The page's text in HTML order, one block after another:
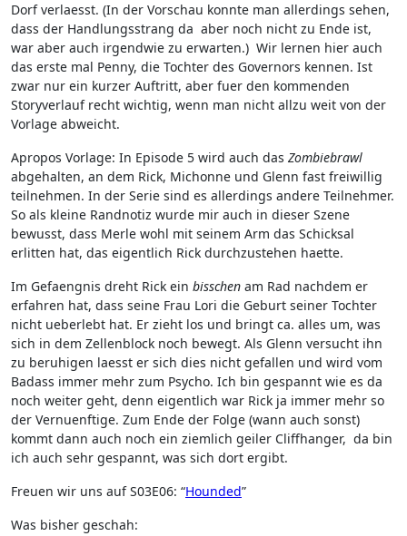
Dorf verlaesst. (In der Vorschau konnte man allerdings sehen,
dass der Handlungsstrang da aber noch nicht zu Ende ist,
war aber auch irgendwie zu erwarten.) Wir lernen hier auch
das erste mal Penny, die Tochter des Governors kennen. Ist
zwar nur ein kurzer Auftritt, aber fuer den kommenden
Storyverlauf recht wichtig, wenn man nicht allzu weit von der
Vorlage abweicht.
Apropos Vorlage: In Episode 5 wird auch das Zombiebrawl
abgehalten, an dem Rick, Michonne und Glenn fast freiwillig
teilnehmen. In der Serie sind es allerdings andere Teilnehmer.
So als kleine Randnotiz wurde mir auch in dieser Szene
bewusst, dass Merle wohl mit seinem Arm das Schicksal
erlitten hat, das eigentlich Rick durchzustehen haette.
Im Gefaengnis dreht Rick ein bisschen am Rad nachdem er
erfahren hat, dass seine Frau Lori die Geburt seiner Tochter
nicht ueberlebt hat. Er zieht los und bringt ca. alles um, was
sich in dem Zellenblock noch bewegt. Als Glenn versucht ihn
zu beruhigen laesst er sich dies nicht gefallen und wird vom
Badass immer mehr zum Psycho. Ich bin gespannt wie es da
noch weiter geht, denn eigentlich war Rick ja immer mehr so
der Vernuenftige. Zum Ende der Folge (wann auch sonst)
kommt dann auch noch ein ziemlich geiler Cliffhanger, da bin
ich auch sehr gespannt, was sich dort ergibt.
Freuen wir uns auf S03E06: “Hounded”
Was bisher geschah: